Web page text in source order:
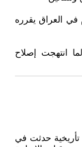
في العراق يقرره
انتهجت إصلاح
حدثت في